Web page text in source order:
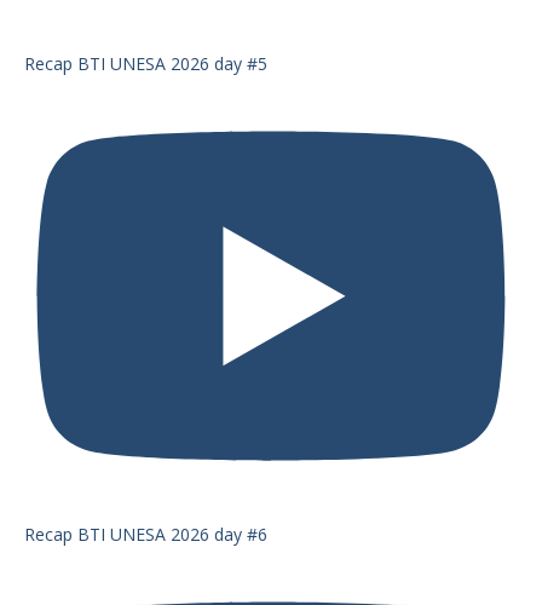
Recap BTI UNESA 2026 day #5
Recap BTI UNESA 2026 day #6